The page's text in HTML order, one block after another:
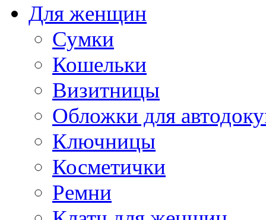
Для женщин
Сумки
Кошельки
Визитницы
Обложки для
Ключницы
Косметички
Ремни